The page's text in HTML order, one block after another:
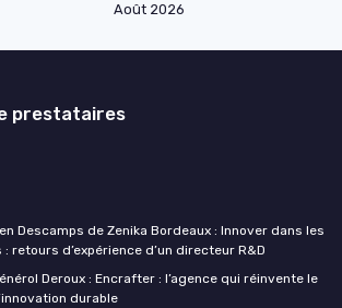
Août 2026
prestataires
Descamps de Zenika Bordeaux : Innover dans les
retours d’expérience d’un directeur R&D
Deroux : Encrafter : l’agence qui réinvente le
durable